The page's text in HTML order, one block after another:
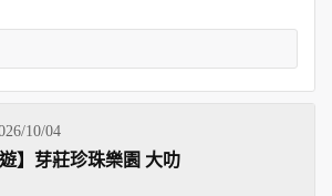
10/04
】芽莊珍珠樂園 大叻